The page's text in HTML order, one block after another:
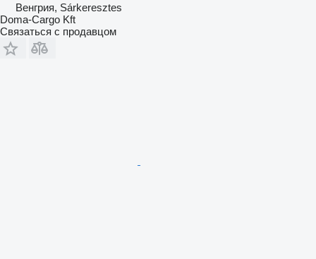
Венгрия, Sárkeresztes
Doma-Cargo Kft
Связаться с продавцом